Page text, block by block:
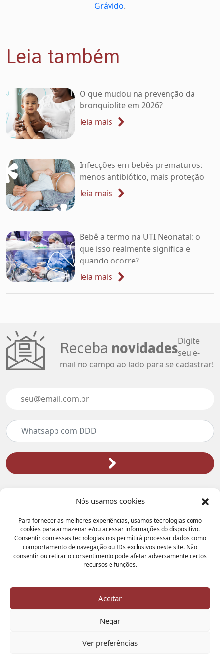
Nós usamos cookies
Para fornecer as melhores experiências, usamos tecnologias como
cookies para armazenar e/ou acessar informações do dispositivo.
Consentir com essas tecnologias nos permitirá processar dados como
comportamento de navegação ou IDs exclusivos neste site. Não
consentir ou retirar o consentimento pode afetar adversamente certos
recursos e funções.
Aceitar
Negar
Ver preferências
Grávido.
Leia também
O que mudou na prevenção da
bronquiolite em 2026?
leia mais
Infecções em bebês prematuros:
menos antibiótico, mais proteção
leia mais
Bebê a termo na UTI Neonatal: o
que isso realmente significa e
quando ocorre?
leia mais
Receba novidadesDigite
seu e-
mail no campo ao lado para se cadastrar!
Atendimento Geral:
3972-8000
Unidades
Selecione uma unidade
© 2026 - GRUPO NEOCENTER - Todos os Direitos Reservados